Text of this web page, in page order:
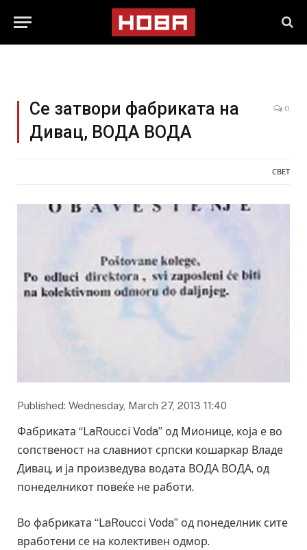
Се затвори фабриката на
Дивац, ВОДА ВОДА
0
СВЕТ
Published: Wednesday, March 27, 2013 11:40
Фабриката “LaRoucci Voda” од Мионице, која е во
сопственост на славниот српски кошаркар Владе
Дивац, и ја произведува водата ВОДА ВОДА, од
понеделникот повеќе не работи.
Во фабриката “LaRoucci Voda” од понеделник сите
вработени се на колективен одмор.